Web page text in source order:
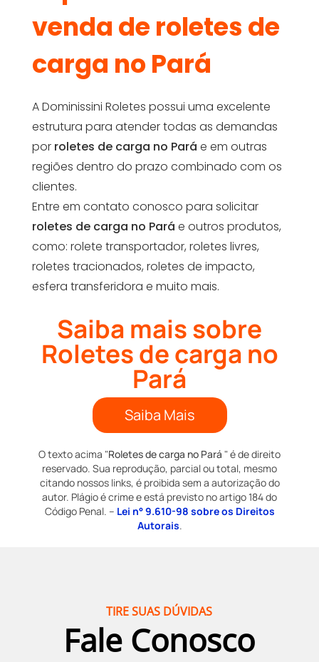
venda de roletes de
carga no Pará
A Dominissini Roletes possui uma excelente
estrutura para atender todas as demandas
por roletes de carga no Pará e em outras
regiões dentro do prazo combinado com os
clientes.
Entre em contato conosco para solicitar
roletes de carga no Pará e outros produtos,
como: rolete transportador, roletes livres,
roletes tracionados, roletes de impacto,
esfera transferidora e muito mais.
Saiba mais sobre
Roletes de carga no
Pará
Saiba Mais
O texto acima "Roletes de carga no Pará " é de direito
reservado. Sua reprodução, parcial ou total, mesmo
citando nossos links, é proibida sem a autorização do
autor. Plágio é crime e está previsto no artigo 184 do
Código Penal. – Lei n° 9.610-98 sobre os Direitos
Autorais.
TIRE SUAS DÚVIDAS
Fale Conosco